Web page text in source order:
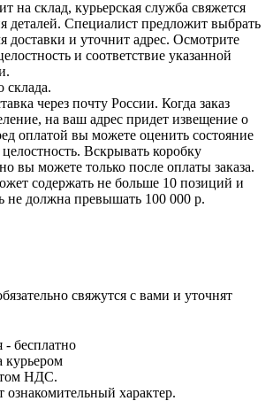
на склад, курьерская служба свяжется
деталей. Специалист предложит выбрать
доставки и уточнит адрес. Осмотрите
и соответствие указанной
склада.
через почту России. Когда заказ
на ваш адрес придет извещение о
оплатой вы можете оценить состояние
Вскрывать коробку
вы можете только после оплаты заказа.
содержать не больше 10 позиций и
не должна превышать 100 000 р.
свяжутся с вами и уточнят
- бесплатно
курьером
НДС.
характер.